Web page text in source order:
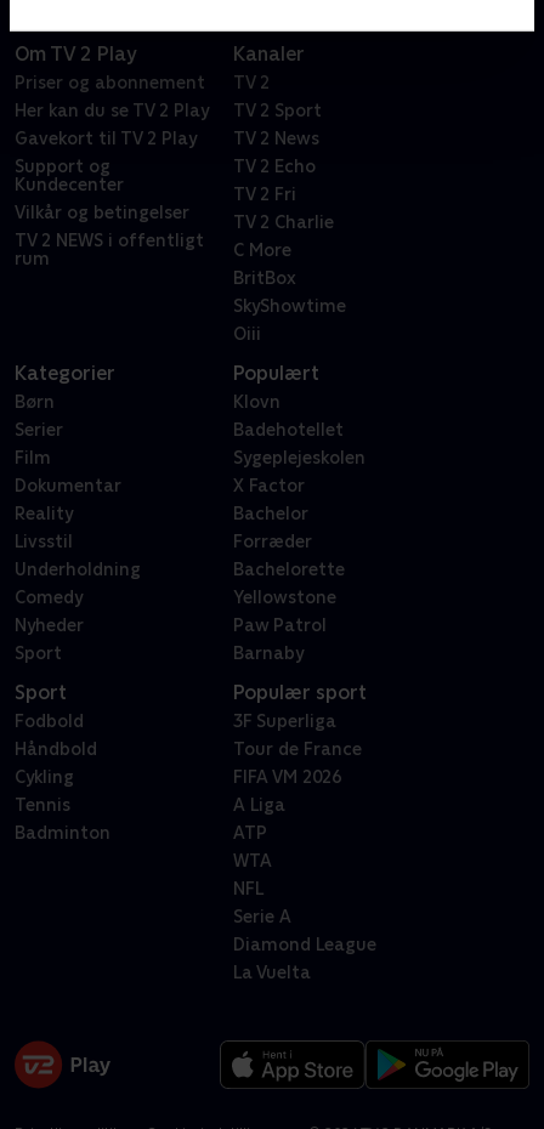
Om TV 2 Play
Priser og abonnement
Her kan du se TV 2 Play
Gavekort til TV 2 Play
Support og
Kundecenter
Vilkår og betingelser
TV 2 NEWS i offentligt
rum
Kanaler
TV 2
TV 2 Sport
TV 2 News
TV 2 Echo
TV 2 Fri
TV 2 Charlie
C More
BritBox
SkyShowtime
Oiii
Kategorier
Børn
Serier
Film
Dokumentar
Reality
Livsstil
Underholdning
Comedy
Nyheder
Sport
Populært
Klovn
Badehotellet
Sygeplejeskolen
X Factor
Bachelor
Forræder
Bachelorette
Yellowstone
Paw Patrol
Barnaby
Sport
Fodbold
Håndbold
Cykling
Tennis
Badminton
Populær sport
3F Superliga
Tour de France
FIFA VM 2026
A Liga
ATP
WTA
NFL
Serie A
Diamond League
La Vuelta